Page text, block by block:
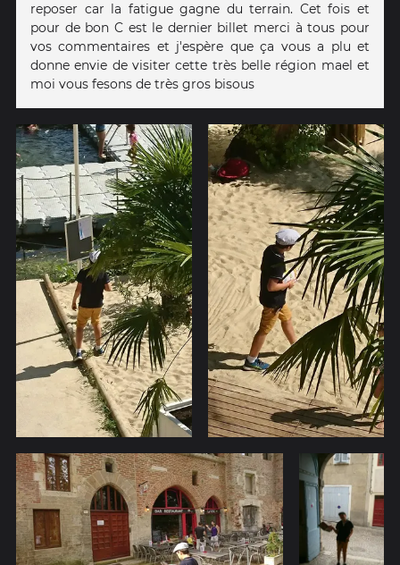
reposer car la fatigue gagne du terrain. Cet fois et
pour de bon C est le dernier billet merci à tous pour
vos commentaires et j'espère que ça vous a plu et
donne envie de visiter cette très belle région mael et
moi vous fesons de très gros bisous